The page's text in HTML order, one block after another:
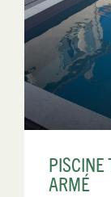
PISCINE
ARMÉ